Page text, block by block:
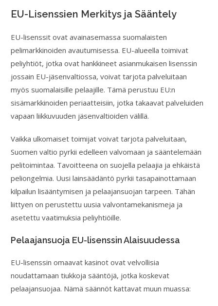
EU-Lisenssien Merkitys ja Sääntely
EU-lisenssit ovat avainasemassa suomalaisten
pelimarkkinoiden avautumisessa. EU-alueella toimivat
peliyhtiöt, jotka ovat hankkineet asianmukaisen lisenssin
jossain EU-jäsenvaltiossa, voivat tarjota palveluitaan
myös suomalaisille pelaajille. Tämä perustuu EU:n
sisämarkkinoiden periaatteisiin, jotka takaavat palveluiden
vapaan liikkuvuuden jäsenvaltioiden välillä.
Vaikka ulkomaiset toimijat voivat tarjota palveluitaan,
Suomen valtio pyrkii edelleen valvomaan ja sääntelemään
pelitoimintaa. Tavoitteena on suojella pelaajia ja ehkäistä
peliongelmia. Uusi lainsäädäntö pyrkii tasapainottamaan
kilpailun lisääntymisen ja pelaajansuojan tarpeen. Tähän
liittyen on perustettu uusia valvontamekanismeja ja
asetettu vaatimuksia peliyhtiöille.
Pelaajansuoja EU-lisenssin Alaisuudessa
EU-lisenssin omaavat kasinot ovat velvollisia
noudattamaan tiukkoja sääntöjä, jotka koskevat
pelaajansuojaa. Nämä säännöt kattavat muun muassa: